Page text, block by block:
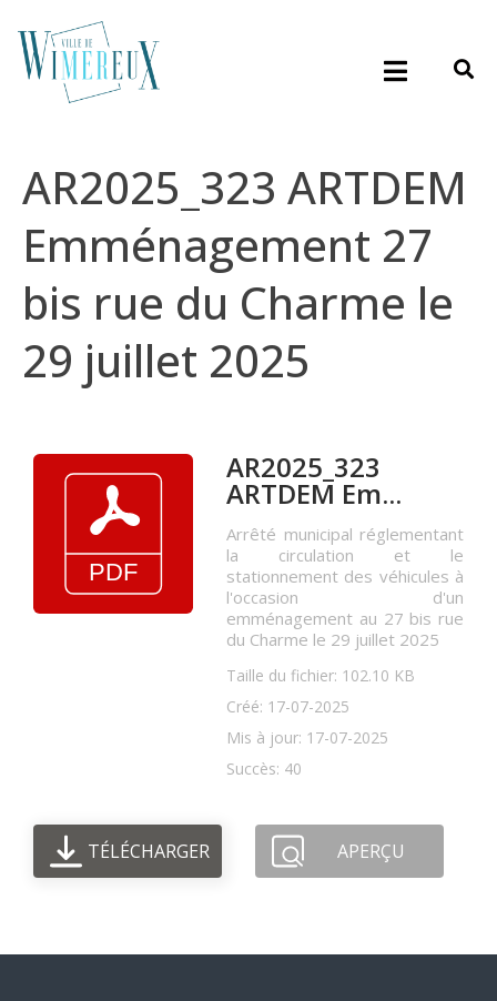
AR2025_323 ARTDEM
Emménagement 27
bis rue du Charme le
29 juillet 2025
AR2025_323
ARTDEM Em...
Arrêté municipal réglementant
la circulation et le
stationnement des véhicules à
l'occasion d'un
emménagement au 27 bis rue
du Charme le 29 juillet 2025
Taille du fichier: 102.10 KB
Créé: 17-07-2025
Mis à jour: 17-07-2025
Succès: 40
TÉLÉCHARGER APERÇU